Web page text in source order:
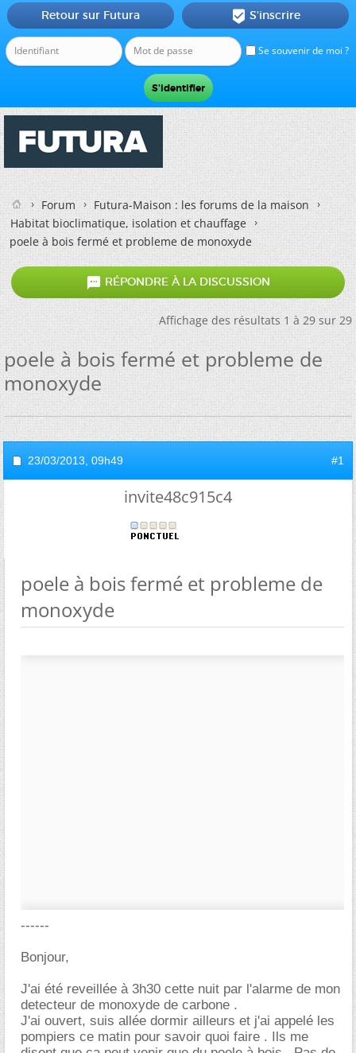
Se souvenir de moi ?
Retour sur Futura  S'inscrire
Forum
Futura-Maison : les forums de la maison
Habitat bioclimatique, isolation et chauffage
poele à bois fermé et probleme de monoxyde
 RÉPONDRE À LA DISCUSSION
Affichage des résultats 1 à 29 sur 29
poele à bois fermé et probleme de
monoxyde
23/03/2013, 09h49 #1
invite48c915c4
poele à bois fermé et probleme de
monoxyde
------
Bonjour,
J'ai été reveillée à 3h30 cette nuit par l'alarme de mon
detecteur de monoxyde de carbone .
J'ai ouvert, suis allée dormir ailleurs et j'ai appelé les
pompiers ce matin pour savoir quoi faire . Ils me